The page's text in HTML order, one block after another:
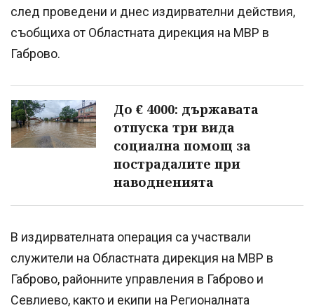
след проведени и днес издирвателни действия,
съобщиха от Областната дирекция на МВР в
Габрово.
До € 4000: държавата
отпуска три вида
социална помощ за
пострадалите при
наводненията
В издирвателната операция са участвали
служители на Областната дирекция на МВР в
Габрово, районните управления в Габрово и
Севлиево, както и екипи на Регионалната